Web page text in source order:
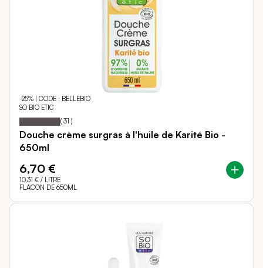
-25% | CODE : BELLEBIO
SO BIO ETIC
Notation: 99
% of
( 31 )
Douche crème surgras à l'huile de Karité Bio -
650ml
6,70 €
10,31 € / LITRE
FLACON DE 650ML